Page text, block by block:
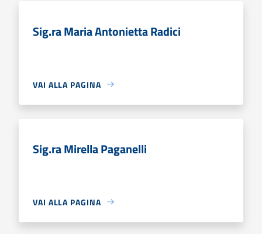
Sig.ra Maria Antonietta Radici
VAI ALLA PAGINA
Sig.ra Mirella Paganelli
VAI ALLA PAGINA